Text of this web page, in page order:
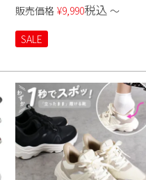
スリッポン ウォーキングシュ
ーズ SKECHERS Slip-ins グライ
ドステップ プロ 150420 ブラッ
ゴム紐 ノーマル幅 黒
販売価格 ¥9,990税込 〜
SALE